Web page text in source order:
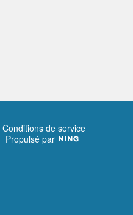
Conditions de service
Propulsé par